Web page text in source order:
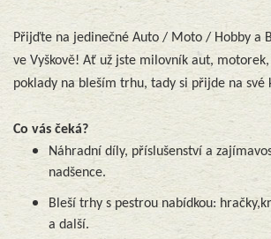
Přijďte na jedinečné Auto / Moto / Hobby a
ve Vyškově! Ať už jste milovník aut,
poklady na bleším trhu, tady si přijde na své
Co vás čeká?
Náhradní díly, příslušenství a
nadšence.
Bleší trhy s pestrou nabídkou:
a další.